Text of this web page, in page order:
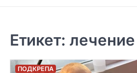
Етикет: лечение
ПОДКРЕПА